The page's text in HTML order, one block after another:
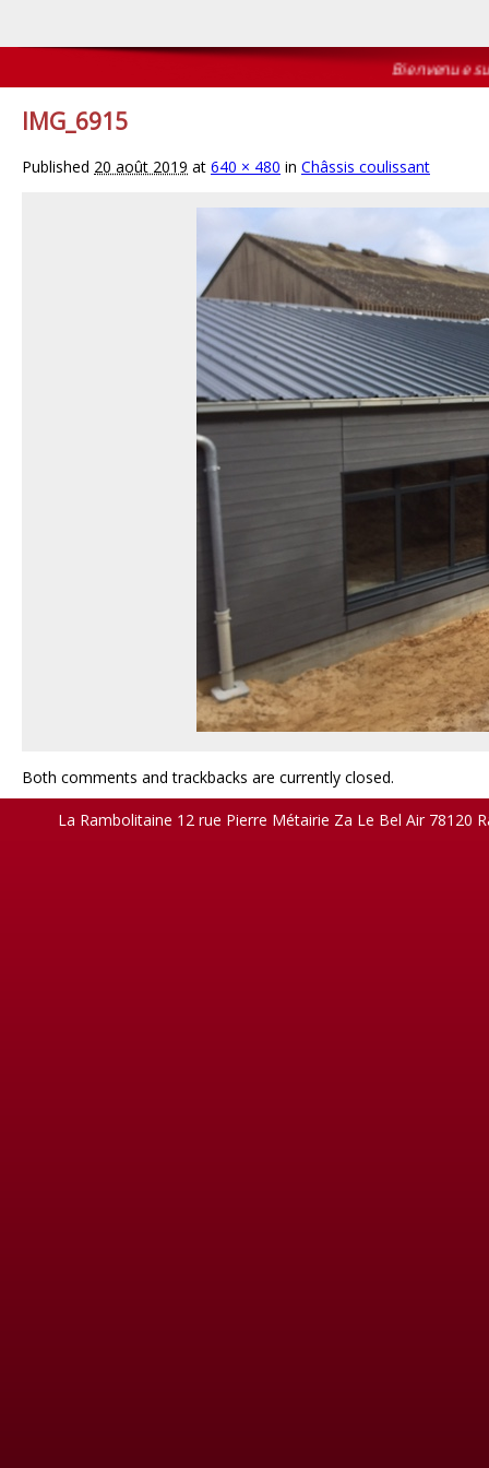
Bienvenue sur
IMG_6915
Published 20 août 2019 at 640 × 480 in Châssis coulissant
Both comments and trackbacks are currently closed.
La Rambolitaine 12 rue Pierre Métairie Za Le Bel Air